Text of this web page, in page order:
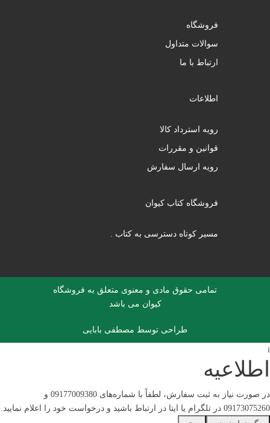
سوالات متداول
رویه استرداد کالا
قوانین و مقررات
رویه ارسال سفارش
فروشگاه کتاب کیوان
مسیر کوتاه دسترسی به کتاب .
تمامی حقوق مادی و معنوی متعلق به فروشگاه
کیوان می باشد
طراحی توسط مصطفی بابایی
در صورت نیاز به ثبت سفارش، لطفاً با شماره‌های 09177009380 و
نمایید.